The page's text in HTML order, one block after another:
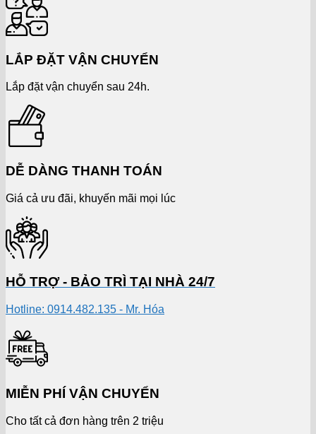
LẮP ĐẶT VẬN CHUYỂN
Lắp đặt vận chuyển sau 24h.
DỄ DÀNG THANH TOÁN
Giá cả ưu đãi, khuyến mãi mọi lúc
HỖ TRỢ - BẢO TRÌ TẠI NHÀ 24/7
Hotline: 0914.482.135 - Mr. Hóa
MIỄN PHÍ VẬN CHUYỂN
Cho tất cả đơn hàng trên 2 triệu